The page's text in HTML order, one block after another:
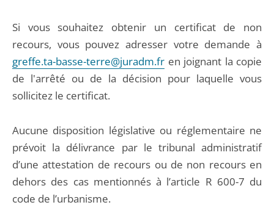
Si vous souhaitez obtenir un certificat de non
recours, vous pouvez adresser votre demande à
greffe.ta-basse-terre@juradm.fr en joignant la copie
de l'arrêté ou de la décision pour laquelle vous
sollicitez le certificat.
Aucune disposition législative ou réglementaire ne
prévoit la délivrance par le tribunal administratif
d’une attestation de recours ou de non recours en
dehors des cas mentionnés à l’article R 600-7 du
code de l’urbanisme.